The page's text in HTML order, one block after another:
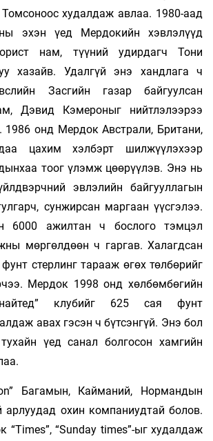
худалдаж авлаа. 1980-аад
эхэн үед Мердокийн хэвлэлүүд
нам, түүний удирдагч Тони
хазайв. Удалгүй энэ хандлага ч
Засгийн газар байгуулсан
Дэвид Кэмероныг нийтлэлээрээ
онд Мердок Австрали, Британи,
цахим хэлбэрт шилжүүлэхээр
тоог үлэмж цөөрүүлэв. Энэ нь
эвлэлийн байгууллагын
сунжирсан маргаан үүсгэлээ.
6000 ажилтан ч бослого тэмцэл
мөргөлдөөн ч гаргав. Халагдсан
стерлинг тарааж өгөх төлбөрийг
Мердок 1998 онд хөлбөмбөгийн
клубийг 625 сая фунт
авах гэсэн ч бүтсэнгүй. Энэ бол
үед санал болгосон хамгийн
Багамын, Кайманий, Нормандын
охин компаниудтай болов.
“Times”, “Sunday times”-ыг худалдаж